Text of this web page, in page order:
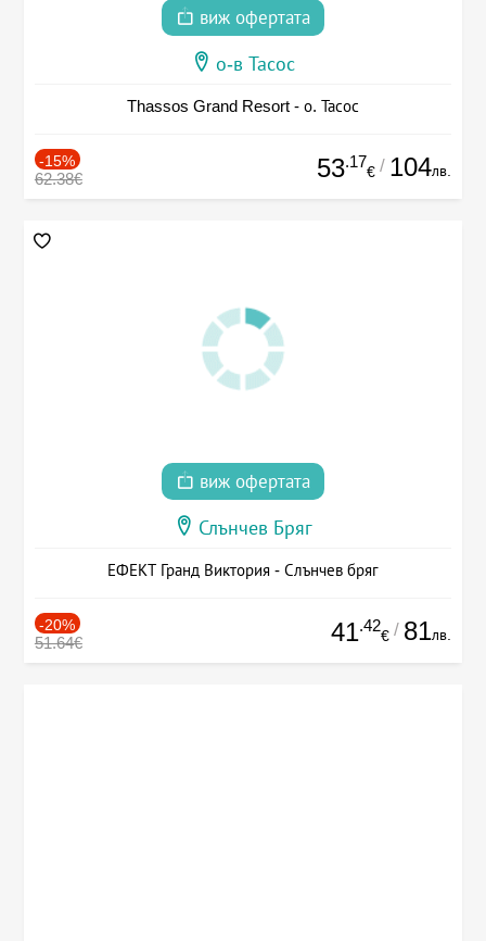
виж офертата
о-в Тасос
Thassos Grand Resort - о. Тасос
-15%
62.38€ 53.17
€ / 104лв.
виж офертата
Слънчев Бряг
ЕФЕКТ Гранд Виктория - Слънчев бряг
-20%
51.64€ 41.42
€ / 81лв.